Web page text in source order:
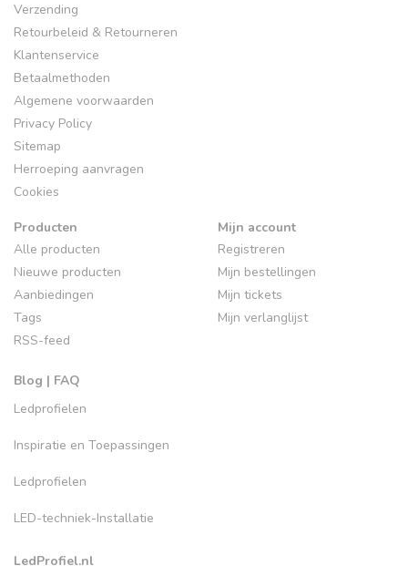
Verzending
Retourbeleid & Retourneren
Klantenservice
Betaalmethoden
Algemene voorwaarden
Privacy Policy
Sitemap
Herroeping aanvragen
Cookies
Producten
Alle producten
Nieuwe producten
Aanbiedingen
Tags
RSS-feed
Blog | FAQ
Ledprofielen
Inspiratie en Toepassingen
Ledprofielen
LED-techniek-Installatie
Mijn account
Registreren
Mijn bestellingen
Mijn tickets
Mijn verlanglijst
LedProfiel.nl